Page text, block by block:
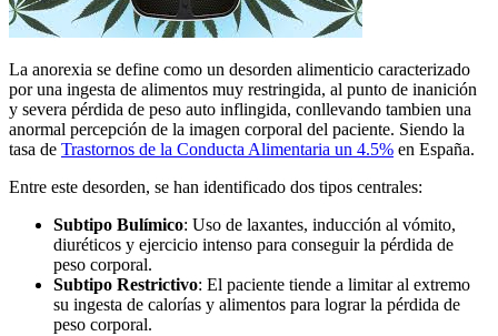
La anorexia se define como un desorden alimenticio caracterizado
por una ingesta de alimentos muy restringida, al punto de inanición
y severa pérdida de peso auto inflingida, conllevando tambien una
anormal percepción de la imagen corporal del paciente. Siendo la
tasa de Trastornos de la Conducta Alimentaria un 4.5% en España.
Entre este desorden, se han identificado dos tipos centrales:
Subtipo Bulímico: Uso de laxantes, inducción al vómito,
diuréticos y ejercicio intenso para conseguir la pérdida de
peso corporal.
Subtipo Restrictivo: El paciente tiende a limitar al extremo
su ingesta de calorías y alimentos para lograr la pérdida de
peso corporal.